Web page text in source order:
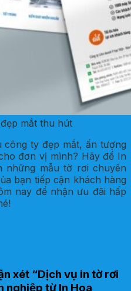
mắt thu hút
công ty đẹp mắt, ấn tượng
đơn vị mình? Hãy để In
những mẫu tờ rơi chuyên
bạn tiếp cận khách hàng
nay để nhận ưu đãi hấp
xét “Dịch vụ in tờ rơi
nghiệp từ In Hoa